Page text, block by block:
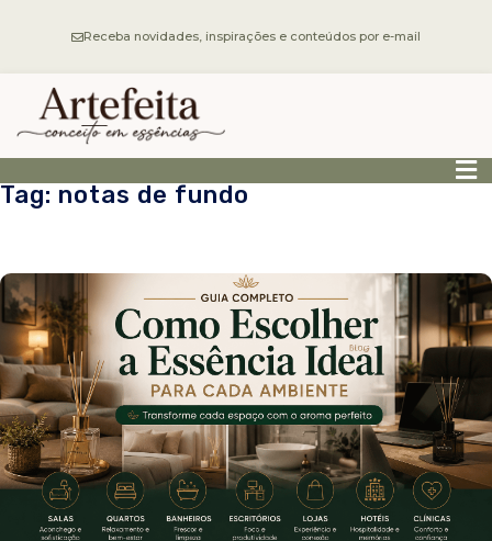
Receba novidades, inspirações e conteúdos por e-mail
Tag: notas de fundo